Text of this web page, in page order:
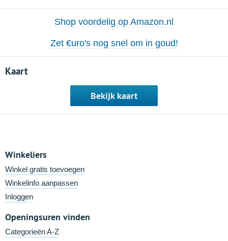
Shop voordelig op Amazon.nl
Zet €uro's nog snel om in goud!
Kaart
Bekijk kaart
Winkeliers
Winkel gratis toevoegen
Winkelinfo aanpassen
Inloggen
Openingsuren vinden
Categorieën A-Z